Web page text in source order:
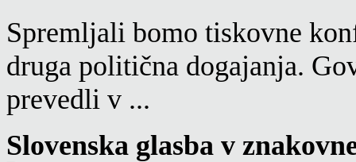
Spremljali bomo tiskovne
druga politična dogajanja.
prevedli v ...
Slovenska glasba v